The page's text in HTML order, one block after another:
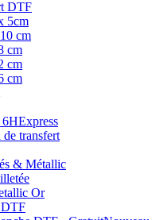
DTF
5cm
cm
cm
cm
cm
6HExpress
transfert
& Métallic
Or
DTF